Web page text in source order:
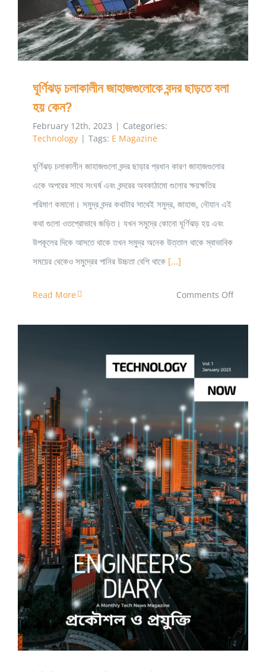
হাতে
ঘূর্ণিঝড় চলাকালীন জাহাজগুলোকে বন্দর ছাড়তে বলা হয় কেন?
ঘূর্ণিঝড় চলাকালীন জাহাজগুলোকে বন্দর ছাড়তে বলা
হয় কেন?
February 12th, 2023 | Categories:
Technology | Tags: E Magazine
ঘূর্ণিঝড় চলাকালীন জাহাজগুলো বন্দর ছাড়ার প্রধান কারণ জাহাজগুলোর
একে অপরের সাথে সংঘর্ষ এবং বন্দরের অবকাঠামো গুলোর ক্ষয়ক্ষতির
পরিমাণ কমানো। সমুদ্র বন্দর কথাটার সাথেই সমুদ্র, জাহাজ, নৌযান এই
কথা গুলো ওতপ্রোভাবে জড়িত। যখন সমুদ্রে কোনো ঘূর্ণিঝড় হয় এবং
উপকূলের দিকে আসতে থাকে তখন সমুদ্র অনেক উত্তাল থাকে স্বাভাবিক
সময়ের থেকেও সমুদ্রের পানির উচ্চতা বেশি থাকে [...]
Read More Comments Offon
ছাড়তে
হয়
কেন?
ইঞ্জিনিয়ার’স ডায়েরি ই-ম্যাগাজিন ১ম সংখ্যা